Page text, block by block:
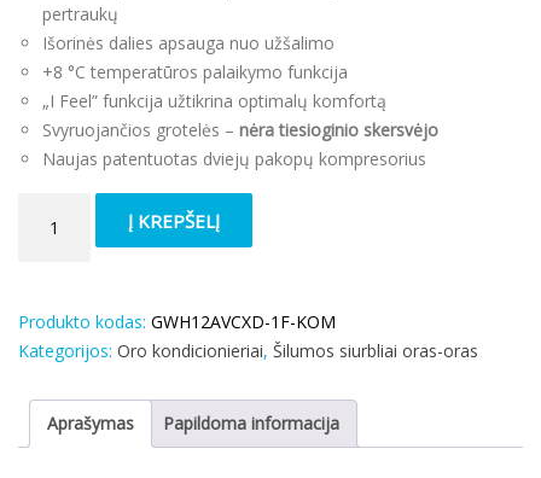
pertraukų
Išorinės dalies apsauga nuo užšalimo
+8 °C temperatūros palaikymo funkcija
„I Feel” funkcija užtikrina optimalų komfortą
Svyruojančios grotelės – nėra tiesioginio skersvėjo
Naujas patentuotas dviejų pakopų kompresorius
kiekis:
oras/oras
Airy
Fast
speed
Į KREPŠELĮ
Produkto kodas: GWH12AVCXD-1F-KOM
Kategorijos: Oro kondicionieriai, Šilumos siurbliai oras-oras
Aprašymas Papildoma informacija